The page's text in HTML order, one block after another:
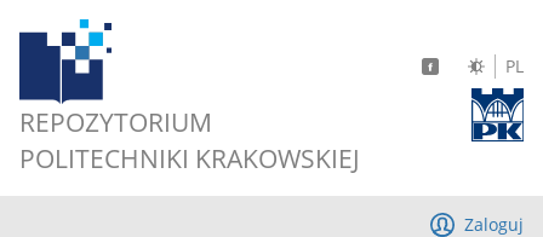
REPOZYTORIUM
POLITECHNIKI KRAKOWSKIEJ
PL
Zaloguj